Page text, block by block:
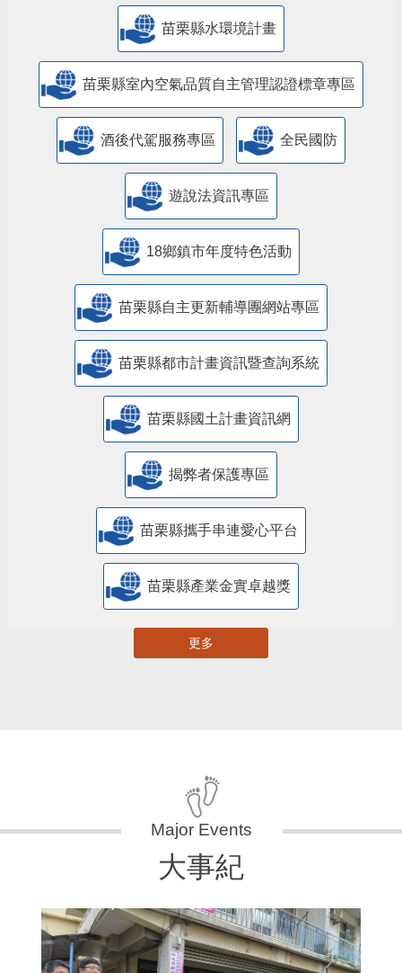
苗栗縣水環境計畫
苗栗縣室內空氣品質自主管理認證標章專區
酒後代駕服務專區 全民國防
遊說法資訊專區
18鄉鎮市年度特色活動
苗栗縣自主更新輔導團網站專區
苗栗縣都市計畫資訊暨查詢系統
苗栗縣國土計畫資訊網
揭弊者保護專區
苗栗縣攜手串連愛心平台
苗栗縣產業金實卓越獎
更多
大事紀